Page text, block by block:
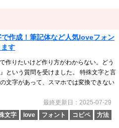
作成！筆記体など人気loveフォン
ます
作りたいけど作り方がわからない。どう
という質問を受けました。 特殊文字と言
文字があって、スマホでは変換できない
最終更新日：2025-07-29
文字
love フォント コピペ 方法